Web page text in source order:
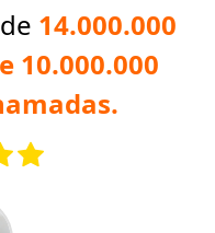
14.000.000
10.000.000